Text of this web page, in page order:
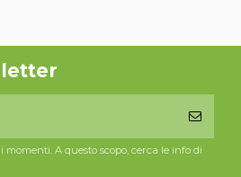
A questo scopo, cerca le info di